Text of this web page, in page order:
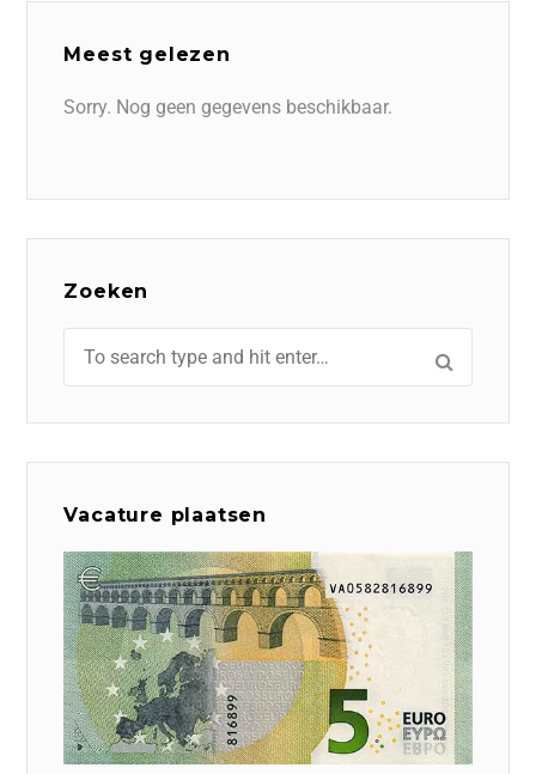
Meest gelezen
Sorry. Nog geen gegevens beschikbaar.
Zoeken
Vacature plaatsen